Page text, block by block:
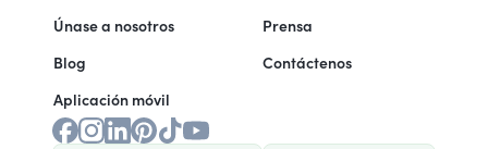
Únase a nosotros
Blog
Aplicación móvil
Prensa
Contáctenos